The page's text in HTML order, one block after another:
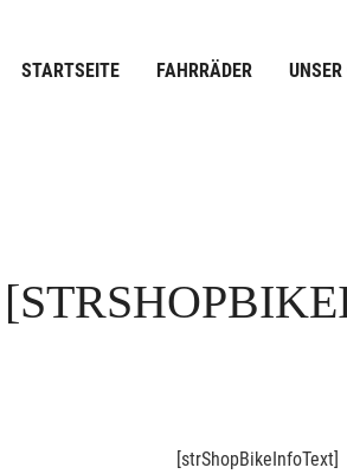
STARTSEITE FAHRRÄDER
[strShopBikeInfoText]